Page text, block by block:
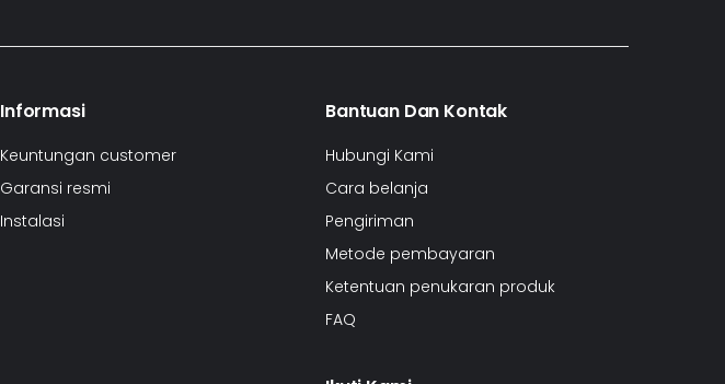
Informasi
Keuntungan customer
Garansi resmi
Instalasi
Bantuan Dan Kontak
Hubungi Kami
Cara belanja
Pengiriman
Metode pembayaran
Ketentuan penukaran produk
FAQ